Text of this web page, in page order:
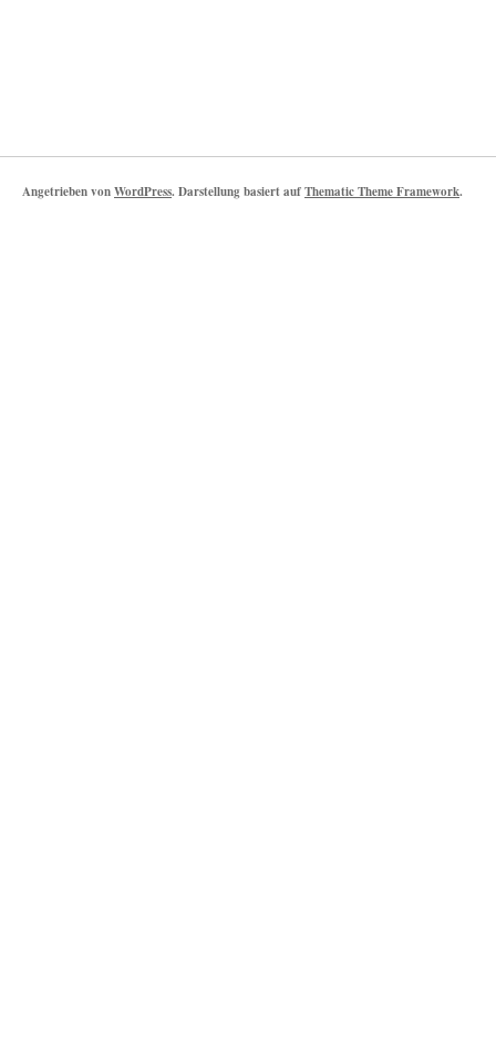
Angetrieben vonWordPress. Darstellung basiert aufThematic Theme Framework.